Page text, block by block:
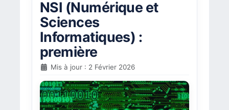
NSI (Numérique et
Sciences
Informatiques) :
première
Mis à jour : 2 Février 2026